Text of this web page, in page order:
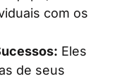
com os
Eles
de seus